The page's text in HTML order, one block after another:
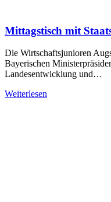
Mittagstisch mit
Die Wirtschaftsjunioren
Bayerischen
Landesentwicklung und…
Weiterlesen